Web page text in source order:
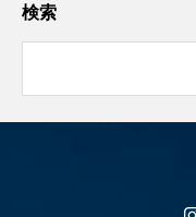
検索